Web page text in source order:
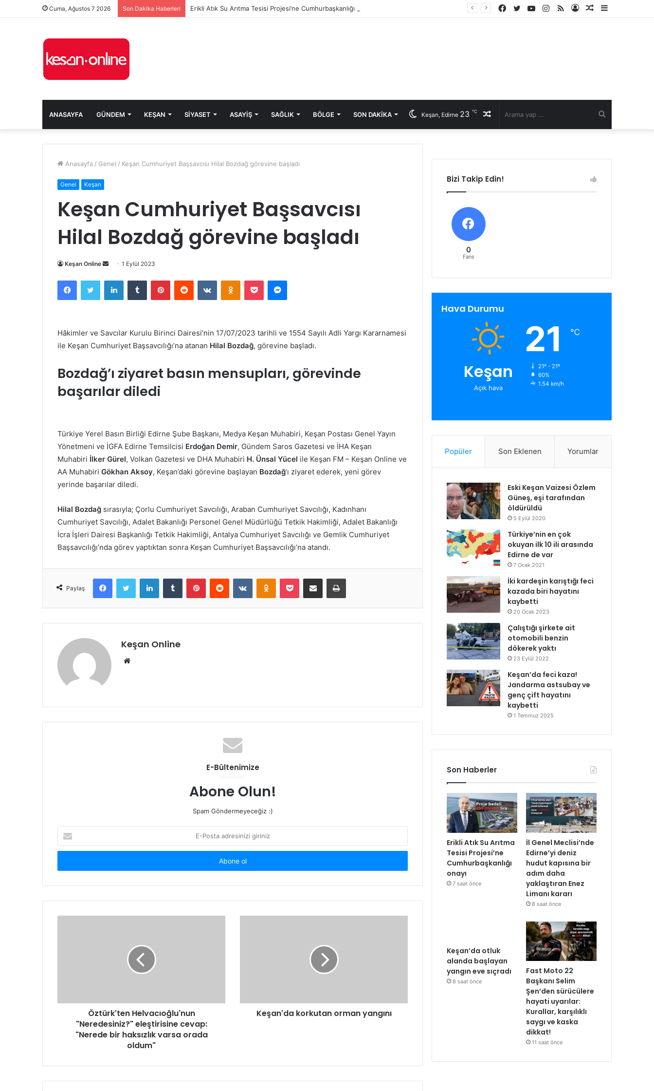
Cuma, Ağustos 7 2026 Son Dakika Haberleri Erikli Atık Su Arıtma Tesisi Projesi’ne Cumhurbaşkanlığı onayı
Kenar
Rastgele
Kayıt
RSS
Instagram
YouTube
Twitter
Facebook
ANASAYFA GÜNDEM KEŞAN SIYASET ASAYIŞ SAĞLIK BÖLGE SON DAKIKA Rastgele
Keşan, Edirne 23 ℃
Anasayfa / Genel / Keşan Cumhuriyet Başsavcısı Hilal Bozdağ görevine başladı
Genel Keşan
Keşan Cumhuriyet Başsavcısı
Hilal Bozdağ görevine başladı
Keşan Online
Bir
posta
göndermek
1 Eylül 2023
FacebookTwitter LinkedInTumblr PinterestReddit VKontakteOdnoklassniki
Pocket Messenger
Hâkimler ve Savcılar Kurulu Birinci Dairesi’nin 17/07/2023 tarihli ve 1554 Sayılı Adli Yargı Kararnamesi
ile Keşan Cumhuriyet Başsavcılığı’na atanan Hilal Bozdağ, görevine başladı.
Bozdağ’ı ziyaret basın mensupları, görevinde
başarılar diledi
Türkiye Yerel Basın Birliği Edirne Şube Başkanı, Medya Keşan Muhabiri, Keşan Postası Genel Yayın
Yönetmeni ve İGFA Edirne Temsilcisi Erdoğan Demir, Gündem Saros Gazetesi ve İHA Keşan
Muhabiri İlker Gürel, Volkan Gazetesi ve DHA Muhabiri H. Ünsal Yücel ile Keşan FM – Keşan Online ve
AA Muhabiri Gökhan Aksoy, Keşan’daki görevine başlayan Bozdağ‘ı ziyaret ederek, yeni görev
yerinde başarılar diledi.
Hilal Bozdağ sırasıyla; Çorlu Cumhuriyet Savcılığı, Araban Cumhuriyet Savcılığı, Kadınhanı
Cumhuriyet Savcılığı, Adalet Bakanlığı Personel Genel Müdürlüğü Tetkik Hakimliği, Adalet Bakanlığı
İcra İşleri Dairesi Başkanlığı Tetkik Hakimliği, Antalya Cumhuriyet Savcılığı ve Gemlik Cumhuriyet
Başsavcılığı’nda görev yaptıktan sonra Keşan Cumhuriyet Başsavcılığı’na atandı.
Paylaş
FacebookTwitter LinkedInTumblr PinterestReddit VKontakteOdnoklassniki
Pocket E-Posta ile paylaş Yazdır
Keşan Online
Web
E-Bültenimize
Abone Olun!
Spam Göndermeyeceğiz :)
Posta
adresinizi
Öztürk'ten Helvacıoğlu'nun
"Neredesiniz?" eleştirisine cevap:
"Nerede bir haksızlık varsa orada
oldum"
Keşan'da korkutan orman yangını
Bizi Takip Edin!
0
Fans
Hava Durumu
Keşan
Açık hava
21 ℃
21º - 21º
60%
1.54 km/h
Popüler Son Eklenen Yorumlar
Eski Keşan Vaizesi Özlem
Güneş, eşi tarafından
öldürüldü
5 Eylül 2020
Türkiye’nin en çok
okuyan ilk 10 ili arasında
Edirne de var
7 Ocak 2021
İki kardeşin karıştığı feci
kazada biri hayatını
kaybetti
20 Ocak 2023
Çalıştığı şirkete ait
otomobili benzin
dökerek yaktı
23 Eylül 2022
Keşan’da feci kaza!
Jandarma astsubay ve
genç çift hayatını
kaybetti
1 Temmuz 2025
Son Haberler
Erikli Atık Su Arıtma
Tesisi Projesi’ne
Cumhurbaşkanlığı
onayı
7 saat önce
İl Genel Meclisi’nde
Edirne’yi deniz
hudut kapısına bir
adım daha
yaklaştıran Enez
Limanı kararı
8 saat önce
Keşan’da otluk
alanda başlayan
yangın eve sıçradı
8 saat önce
Fast Moto 22
Başkanı Selim
Şen’den sürücülere
hayati uyarılar:
Kurallar, karşılıklı
saygı ve kaska
dikkat!
11 saat önce